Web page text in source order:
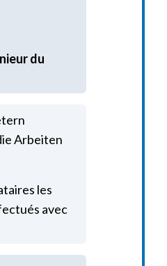
du
Arbeiten
les
avec